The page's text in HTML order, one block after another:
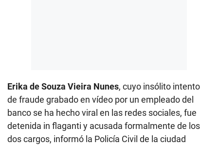
Erika de Souza Vieira Nunes, cuyo insólito intento
de fraude grabado en vídeo por un empleado del
banco se ha hecho viral en las redes sociales, fue
detenida in flaganti y acusada formalmente de los
dos cargos, informó la Policía Civil de la ciudad